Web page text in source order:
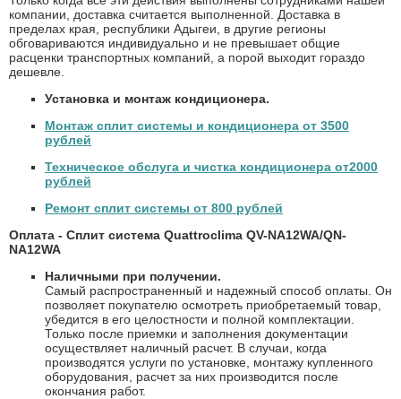
компании, доставка считается выполненной. Доставка в
пределах края, республики Адыгеи, в другие регионы
обговариваются индивидуально и не превышает общие
расценки транспортных компаний, а порой выходит гораздо
дешевле.
Установка и монтаж кондиционера.
Монтаж сплит системы и кондиционера от 3500
рублей
Техническое обслуга и чистка кондиционера от2000
рублей
Ремонт сплит системы от 800 рублей
Оплата - Сплит система Quattroclima QV-NA12WA/QN-
NA12WA
Наличными при получении.
Самый распространенный и надежный способ оплаты. Он
позволяет покупателю осмотреть приобретаемый товар,
убедится в его целостности и полной комплектации.
Только после приемки и заполнения документации
осуществляет наличный расчет. В случаи, когда
производятся услуги по установке, монтажу купленного
оборудования, расчет за них производится после
окончания работ.